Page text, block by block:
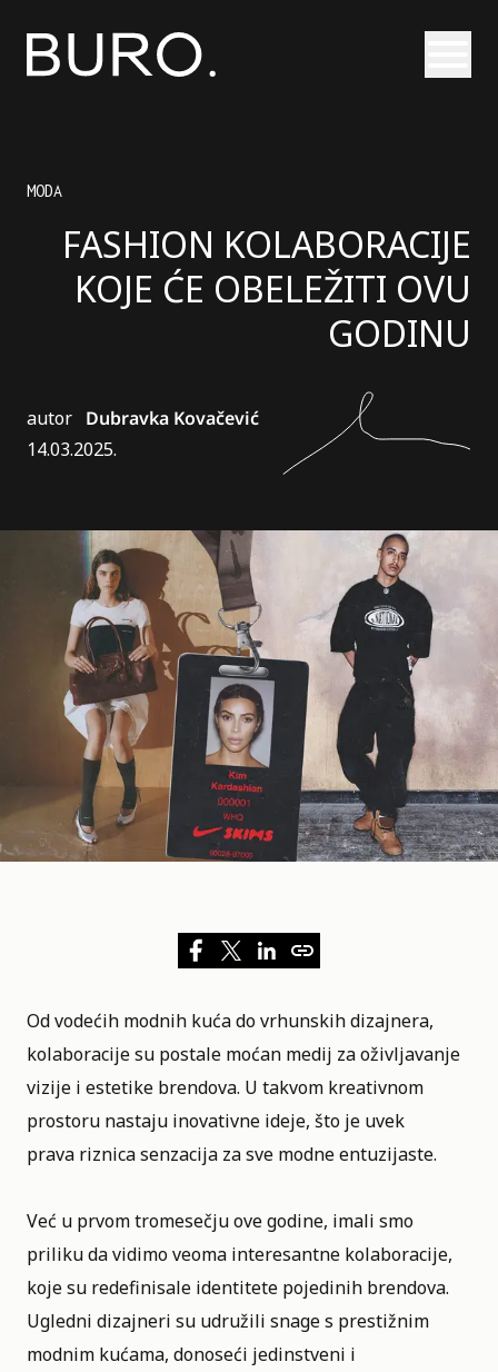
MODA
FASHION KOLABORACIJE
KOJE ĆE OBELEŽITI OVU
GODINU
autor Dubravka Kovačević
14.03.2025.
Od vodećih modnih kuća do vrhunskih dizajnera,
kolaboracije su postale moćan medij za oživljavanje
vizije i estetike brendova. U takvom kreativnom
prostoru nastaju inovativne ideje, što je uvek
prava riznica senzacija za sve modne entuzijaste.
Već u prvom tromesečju ove godine, imali smo
priliku da vidimo veoma interesantne kolaboracije,
koje su redefinisale identitete pojedinih brendova.
Ugledni dizajneri su udružili snage s prestižnim
modnim kućama, donoseći jedinstveni i